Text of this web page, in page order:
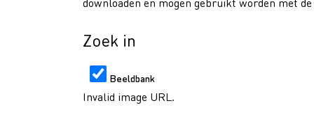
Zoek in
Beeldbank
Invalid image URL.